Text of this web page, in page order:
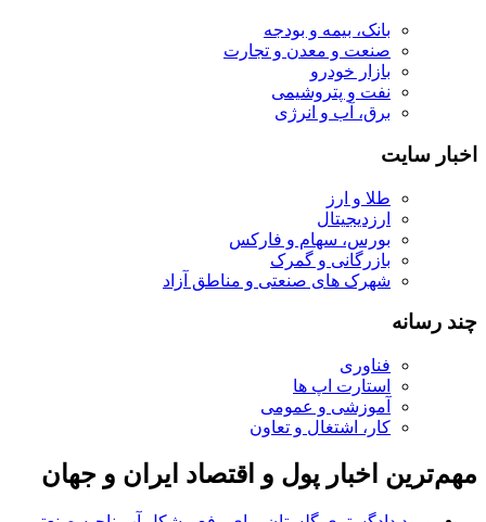
بانک، بیمه و بودجه
صنعت و معدن و تجارت
بازار خودرو
نفت و پتروشیمی
برق، آب و انرژی
اخبار سایت
طلا و ارز
ارزدیجیتال
بورس، سهام و فارکس
بازرگانی و گمرک
شهرک های صنعتی و مناطق آزاد
چند رسانه
فناوری
استارت اپ ها
آموزشی و عمومی
کار، اشتغال و تعاون
مهم‌ترین اخبار پول و اقتصاد ایران و جهان